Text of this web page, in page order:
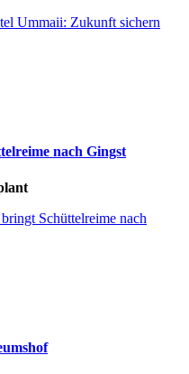
Ummaii: Zukunft sichern
nach Gingst
Schüttelreime nach